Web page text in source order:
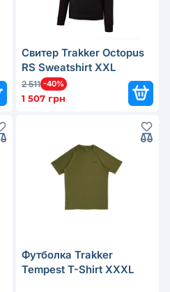
Свитер Trakker Octopus
RS Sweatshirt XXL
2 511 -40%
1 507 грн
Футболка Trakker
Tempest T-Shirt XXXL